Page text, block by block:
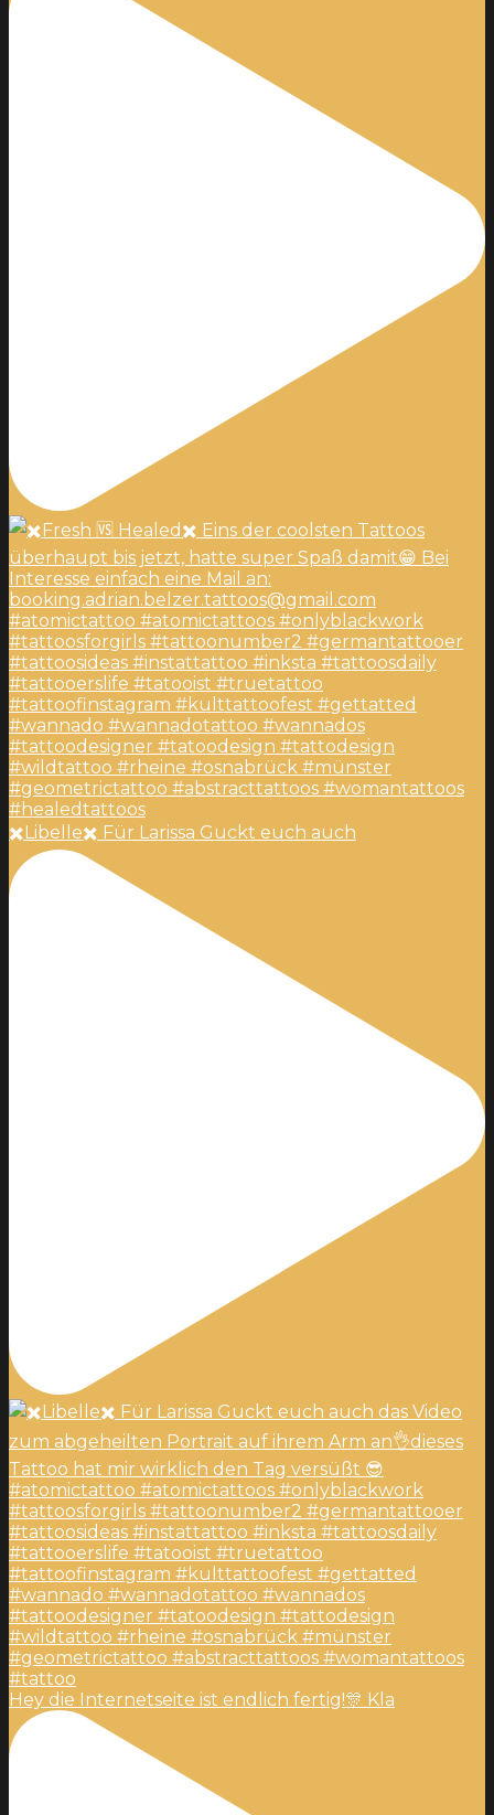
✖️Libelle✖️ Für Larissa Guckt euch auch
Hey die Internetseite ist endlich fertig!🎊 Kla